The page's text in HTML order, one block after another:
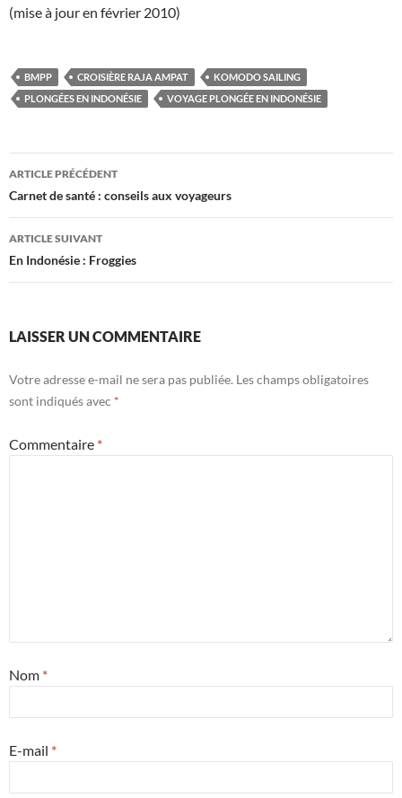
(mise à jour en février 2010)
BMPP CROISIÈRE RAJA AMPAT
KOMODO SAILING
PLONGÉES EN INDONÉSIE
VOYAGE PLONGÉE EN INDONÉSIE
Navigation
des
articles
ARTICLE PRÉCÉDENT
Carnet de santé : conseils aux voyageurs
ARTICLE SUIVANT
En Indonésie : Froggies
LAISSER UN COMMENTAIRE
Votre adresse e-mail ne sera pas publiée. Les champs obligatoires
sont indiqués avec *
Commentaire *
Nom *
E-mail *